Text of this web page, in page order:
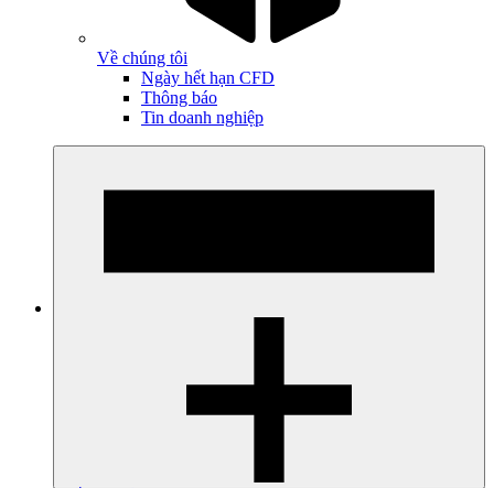
Về chúng tôi
Ngày hết hạn CFD
Thông báo
Tin doanh nghiệp